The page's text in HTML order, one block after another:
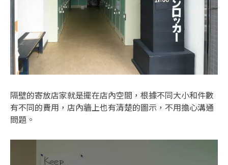
隔壁的寄放店家就是擺在店內空間，根據不同大小和件數
有不同的費用，店內牆上也有清楚的圖示，不用擔心溝通
問題。